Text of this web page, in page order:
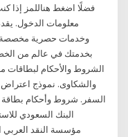
فضلًا اضغط هناللمز إذا
معلومات الدخول.
وخدمات حصرية مخصصة
بخدمتك في عالم من
الشروط والأحكام لبطاقات
والشكاوى. نموذج
السفر. شروط وأحكام بطاقة
البنك السعودي